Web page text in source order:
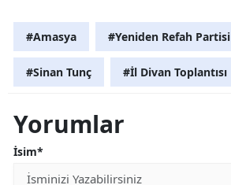
#Amasya #Yeniden Refah Partisi
#Sinan Tunç #İl Divan Toplantısı
Yorumlar
İsim*